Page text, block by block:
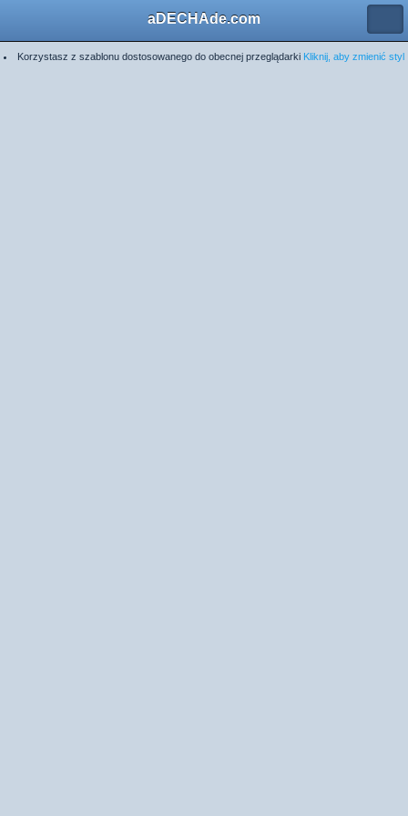
aDECHAde.com
Korzystasz z szablonu dostosowanego do obecnej przeglądarki Kliknij, aby zmienić styl